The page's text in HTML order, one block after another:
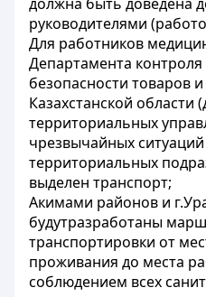
руководителями
Для работников
Департамента контроля
безопасности товаров
Казахстанской области
территориальных
чрезвычайных
территориальных
выделен транспорт;
Акимами районов и
будутразработаны
транспортировки от
проживания до места
соблюдением всех